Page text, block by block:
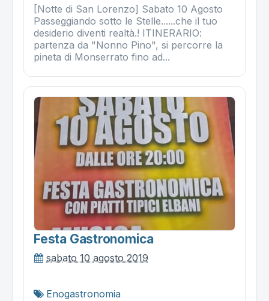
[Notte di San Lorenzo] Sabato 10 Agosto
Passeggiando sotto le Stelle......che il tuo
desiderio diventi realtà.! ITINERARIO:
partenza da "Nonno Pino", si percorre la
pineta di Monserrato fino ad...
Festa Gastronomica
sabato 10 agosto 2019
Enogastronomia